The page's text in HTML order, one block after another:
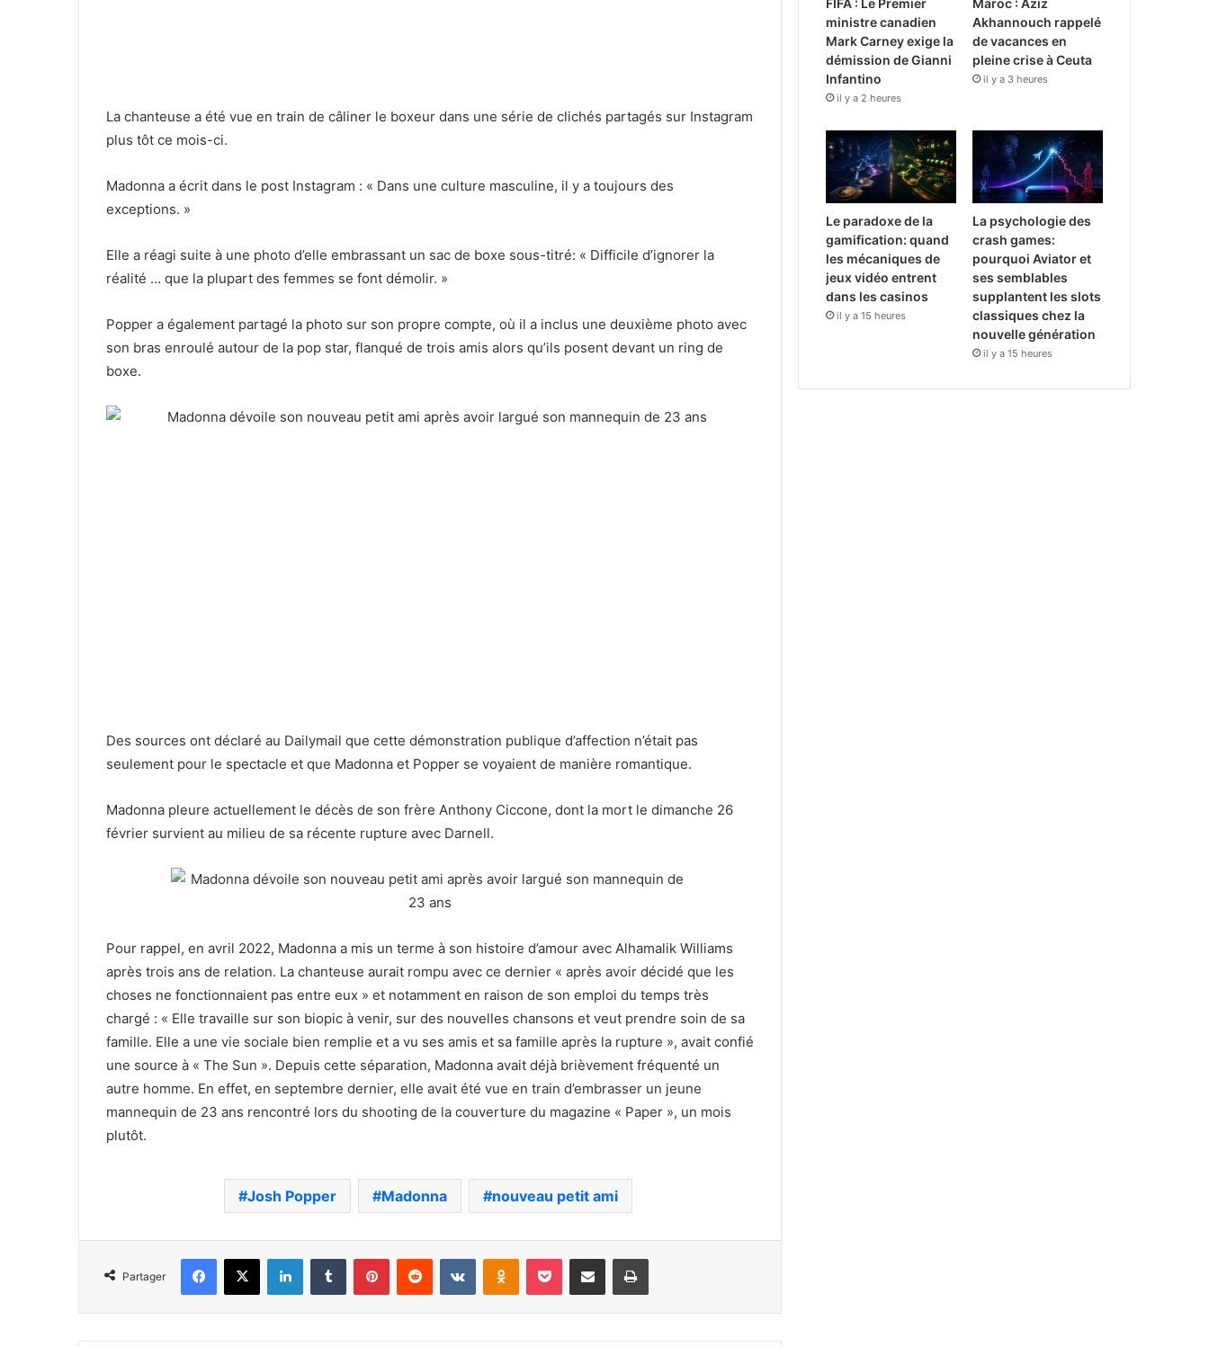
La chanteuse a été vue en train de câliner le boxeur dans une série de clichés partagés sur Instagram
plus tôt ce mois-ci.
Madonna a écrit dans le post Instagram : « Dans une culture masculine, il y a toujours des
exceptions. »
Elle a réagi suite à une photo d’elle embrassant un sac de boxe sous-titré: « Difficile d’ignorer la
réalité … que la plupart des femmes se font démolir. »
Popper a également partagé la photo sur son propre compte, où il a inclus une deuxième photo avec
son bras enroulé autour de la pop star, flanqué de trois amis alors qu’ils posent devant un ring de
boxe.
Des sources ont déclaré au Dailymail que cette démonstration publique d’affection n’était pas
seulement pour le spectacle et que Madonna et Popper se voyaient de manière romantique.
Madonna pleure actuellement le décès de son frère Anthony Ciccone, dont la mort le dimanche 26
février survient au milieu de sa récente rupture avec Darnell.
Pour rappel, en avril 2022, Madonna a mis un terme à son histoire d’amour avec Alhamalik Williams
après trois ans de relation. La chanteuse aurait rompu avec ce dernier « après avoir décidé que les
choses ne fonctionnaient pas entre eux » et notamment en raison de son emploi du temps très
chargé : « Elle travaille sur son biopic à venir, sur des nouvelles chansons et veut prendre soin de sa
famille. Elle a une vie sociale bien remplie et a vu ses amis et sa famille après la rupture », avait confié
une source à « The Sun ». Depuis cette séparation, Madonna avait déjà brièvement fréquenté un
autre homme. En effet, en septembre dernier, elle avait été vue en train d’embrasser un jeune
mannequin de 23 ans rencontré lors du shooting de la couverture du magazine « Paper », un mois
plutôt.
Josh Popper Madonna nouveau petit ami
Partager
Facebook
X LinkedinTumblr PinterestReddit VKontakteOdnoklassniki
Pocket Partager par email Imprimer
ministre canadien
Mark Carney exige la
démission de Gianni
Infantino
il y a 2 heures
Akhannouch rappelé
de vacances en
pleine crise à Ceuta
il y a 3 heures
Le paradoxe de la
gamification: quand
les mécaniques de
jeux vidéo entrent
dans les casinos
il y a 15 heures
La psychologie des
crash games:
pourquoi Aviator et
ses semblables
supplantent les slots
classiques chez la
nouvelle génération
il y a 15 heures